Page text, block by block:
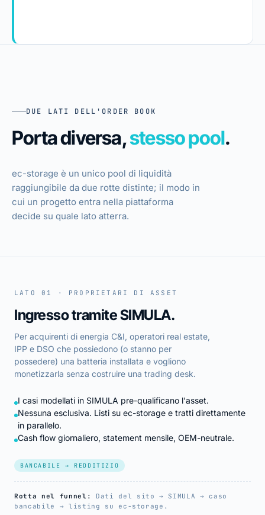
DUE LATI DELL'ORDER BOOK
Porta diversa,stesso pool.
ec-storage è un unico pool di liquidità
raggiungibile da due rotte distinte; il modo in
cui un progetto entra nella piattaforma
decide su quale lato atterra.
LATO 01 · PROPRIETARI DI ASSET
Ingresso tramite SIMULA.
Per acquirenti di energia C&I, operatori real estate,
IPP e DSO che possiedono (o stanno per
possedere) una batteria installata e vogliono
monetizzarla senza costruire una trading desk.
I casi modellati in SIMULA pre-qualificano l'asset.
Nessuna esclusiva. Listi su ec-storage e tratti direttamente
in parallelo.
Cash flow giornaliero, statement mensile, OEM-neutrale.
BANCABILE → REDDITIZIO
Rotta nel funnel:
Dati del sito → SIMULA → caso
bancabile → listing su ec-storage.